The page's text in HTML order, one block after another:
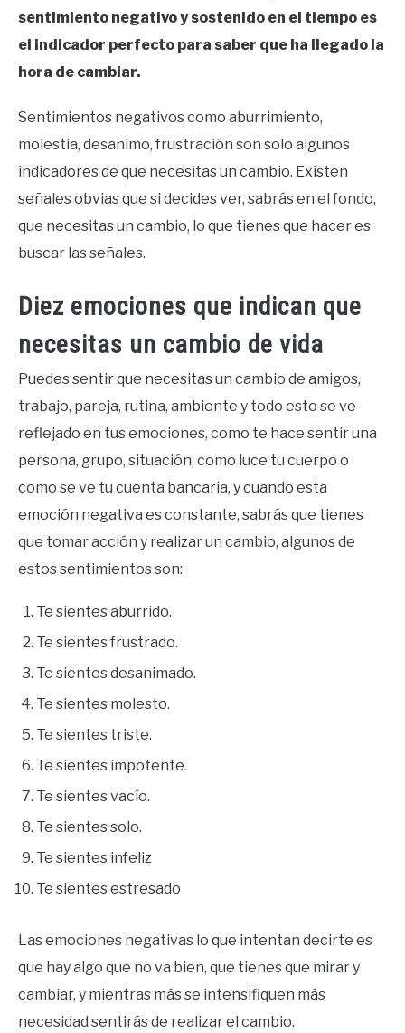
sentimiento negativo y sostenido en el tiempo es
el indicador perfecto para saber que ha llegado la
hora de cambiar.
Sentimientos negativos como aburrimiento,
molestia, desanimo, frustración son solo algunos
indicadores de que necesitas un cambio. Existen
señales obvias que si decides ver, sabrás en el fondo,
que necesitas un cambio, lo que tienes que hacer es
buscar las señales.
Diez emociones que indican que
necesitas un cambio de vida
Puedes sentir que necesitas un cambio de amigos,
trabajo, pareja, rutina, ambiente y todo esto se ve
reflejado en tus emociones, como te hace sentir una
persona, grupo, situación, como luce tu cuerpo o
como se ve tu cuenta bancaria, y cuando esta
emoción negativa es constante, sabrás que tienes
que tomar acción y realizar un cambio, algunos de
estos sentimientos son:
Te sientes aburrido.
Te sientes frustrado.
Te sientes desanimado.
Te sientes molesto.
Te sientes triste.
Te sientes impotente.
Te sientes vacío.
Te sientes solo.
Te sientes infeliz
Te sientes estresado
Las emociones negativas lo que intentan decirte es
que hay algo que no va bien, que tienes que mirar y
cambiar, y mientras más se intensifiquen más
necesidad sentirás de realizar el cambio.